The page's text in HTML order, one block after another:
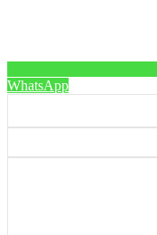
WhatsApp